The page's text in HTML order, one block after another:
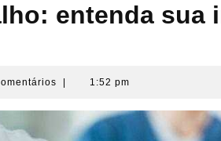
entenda sua
1:52 pm